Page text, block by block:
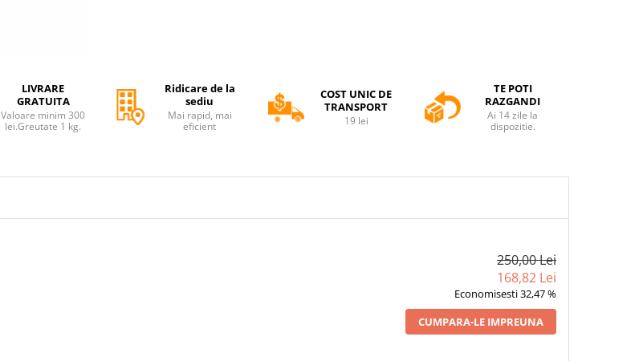
LIVRARE
GRATUITA
Valoare minim 300
lei.Greutate 1 kg.
Ridicare de la
sediu
Mai rapid, mai
eficient
COST UNIC DE
TRANSPORT
19 lei
TE POTI
RAZGANDI
Ai 14 zile la
dispozitie.
250,00 Lei
168,82 Lei
Economisesti 32,47 %
CUMPARA-LE IMPREUNA